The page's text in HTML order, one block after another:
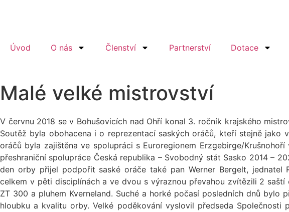
Úvod O nás Členství Partnerství Dotace
Malé velké mistrovství
V červnu 2018 se v Bohušovicích nad Ohří konal 3. ročník krajského
Soutěž byla obohacena i o reprezentací saských oráčů, kteří stejně
oráčů byla zajištěna ve spolupráci s Euroregionem Erzgebirge/
přeshraniční spolupráce Česká republika – Svobodný stát Sasko 2014 –
den orby přijel podpořit saské oráče také pan Werner Bergelt, jednatel
celkem v pěti disciplínách a ve dvou s výraznou převahou zvítězili 2
ZT 300 a pluhem Kverneland. Suché a horké počasí posledních dnů
hloubku a kvalitu orby. Velké poděkování vyslovil předseda Společnosti